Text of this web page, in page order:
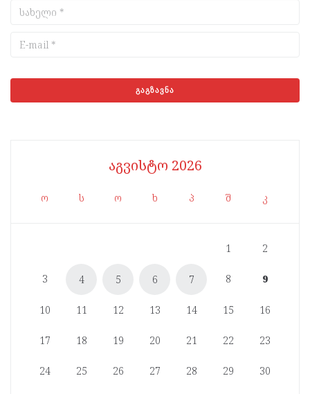
აგვისტო 2026
ო ს ო ხ პ შ კ
1 2
3 4 5 6 7 8 9
10 11 12 13 14 15 16
17 18 19 20 21 22 23
24 25 26 27 28 29 30